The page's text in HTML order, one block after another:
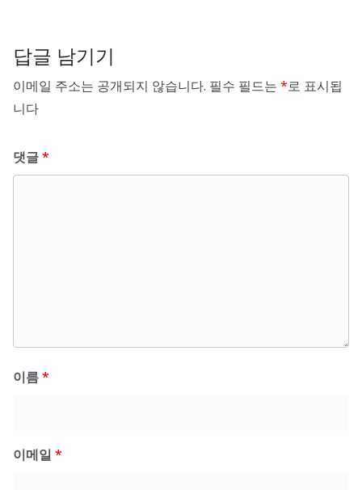
답글 남기기
이메일 주소는 공개되지 않습니다. 필수 필드는 *로 표시됩
니다
댓글*
이름*
이메일 *